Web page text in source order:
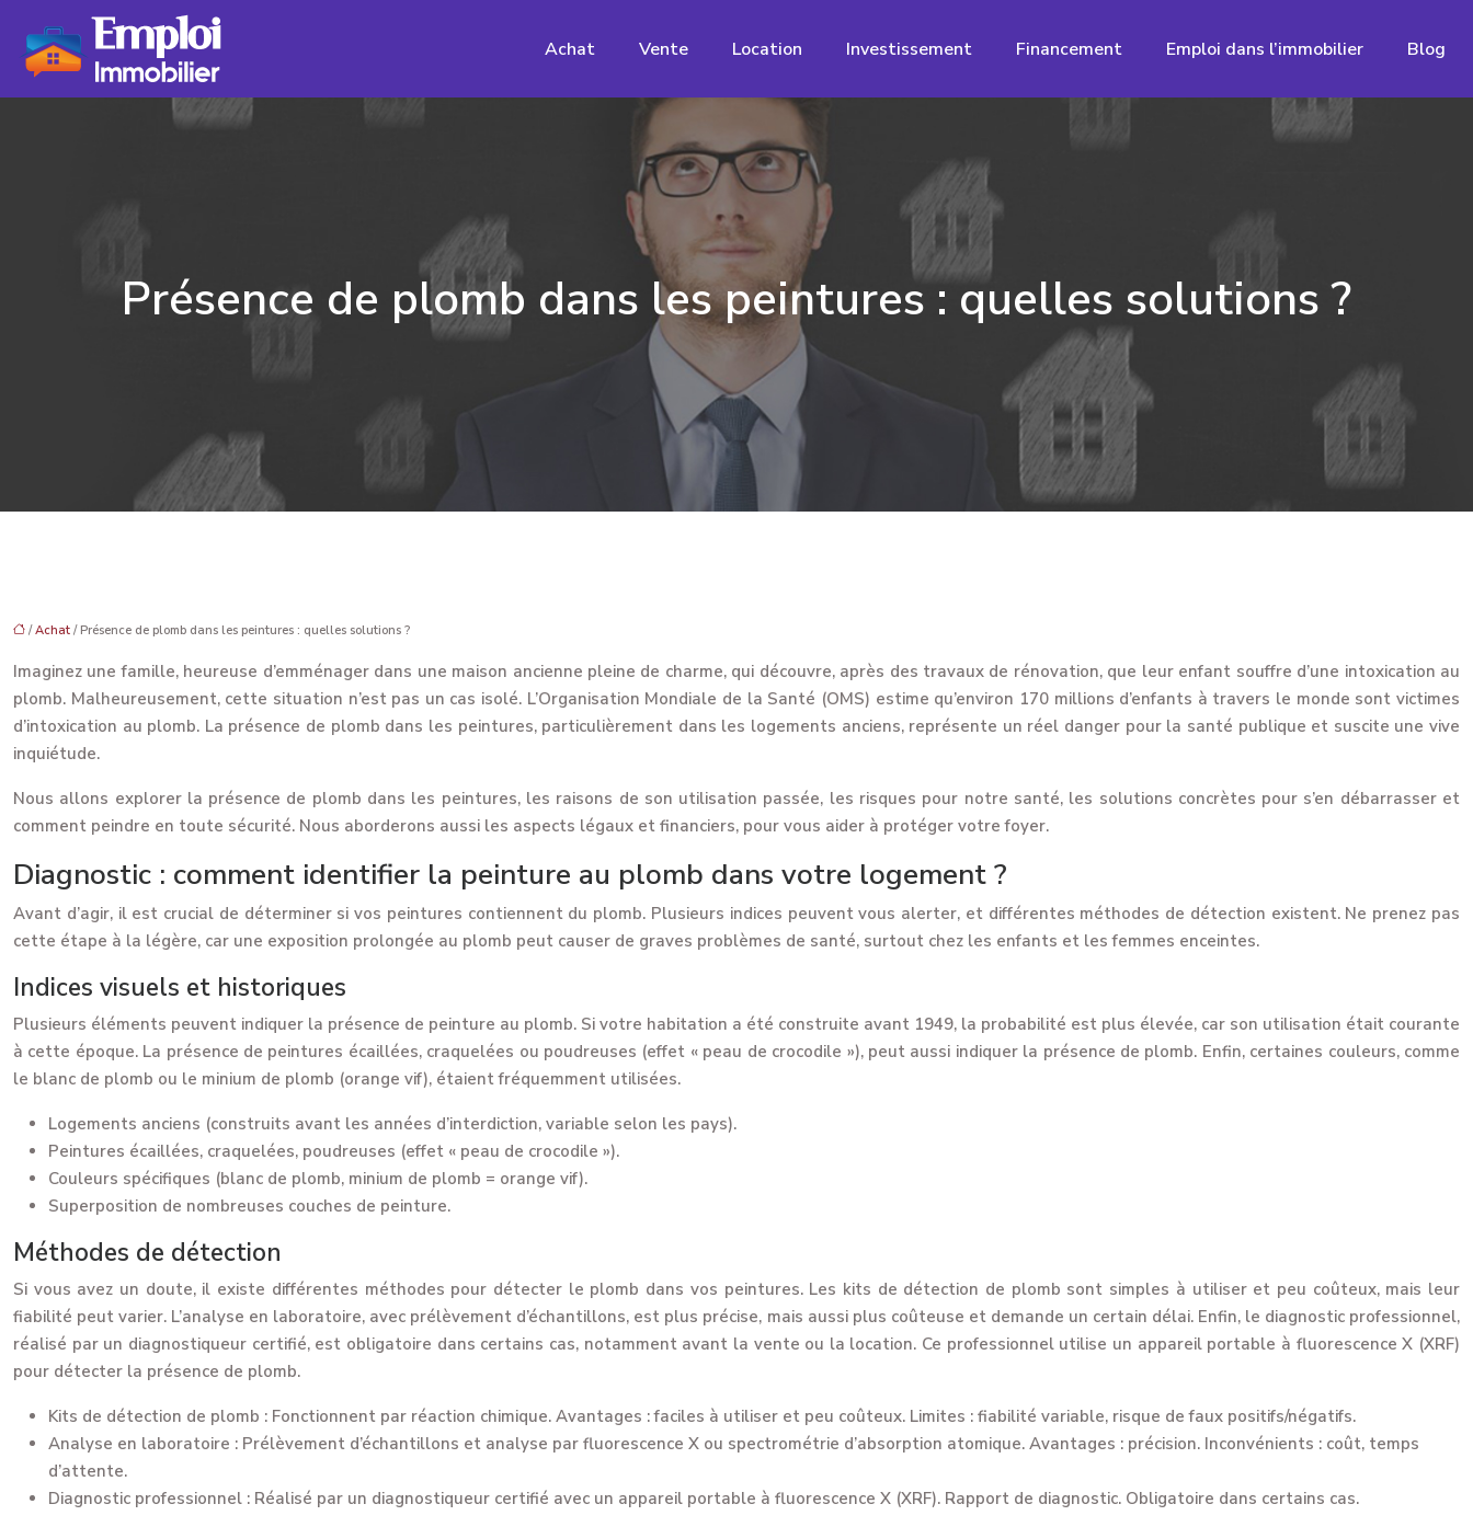
Achat Vente Location Investissement Financement Emploi dans l’immobilier Blog
Présence de plomb dans les peintures : quelles solutions ?
/Achat / Présence de plomb dans les peintures : quelles solutions ?
Imaginez une famille, heureuse d’emménager dans une maison ancienne pleine de charme, qui découvre, après des travaux de rénovation, que leur enfant souffre d’une intoxication au
plomb. Malheureusement, cette situation n’est pas un cas isolé. L’Organisation Mondiale de la Santé (OMS) estime qu’environ 170 millions d’enfants à travers le monde sont victimes
d’intoxication au plomb. La présence de plomb dans les peintures, particulièrement dans les logements anciens, représente un réel danger pour la santé publique et suscite une vive
inquiétude.
Nous allons explorer la présence de plomb dans les peintures, les raisons de son utilisation passée, les risques pour notre santé, les solutions concrètes pour s’en débarrasser et
comment peindre en toute sécurité. Nous aborderons aussi les aspects légaux et financiers, pour vous aider à protéger votre foyer.
Diagnostic : comment identifier la peinture au plomb dans votre logement ?
Avant d’agir, il est crucial de déterminer si vos peintures contiennent du plomb. Plusieurs indices peuvent vous alerter, et différentes méthodes de détection existent. Ne prenez pas
cette étape à la légère, car une exposition prolongée au plomb peut causer de graves problèmes de santé, surtout chez les enfants et les femmes enceintes.
Indices visuels et historiques
Plusieurs éléments peuvent indiquer la présence de peinture au plomb. Si votre habitation a été construite avant 1949, la probabilité est plus élevée, car son utilisation était courante
à cette époque. La présence de peintures écaillées, craquelées ou poudreuses (effet « peau de crocodile »), peut aussi indiquer la présence de plomb. Enfin, certaines couleurs, comme
le blanc de plomb ou le minium de plomb (orange vif), étaient fréquemment utilisées.
Logements anciens (construits avant les années d’interdiction, variable selon les pays).
Peintures écaillées, craquelées, poudreuses (effet « peau de crocodile »).
Couleurs spécifiques (blanc de plomb, minium de plomb = orange vif).
Superposition de nombreuses couches de peinture.
Méthodes de détection
Si vous avez un doute, il existe différentes méthodes pour détecter le plomb dans vos peintures. Les kits de détection de plomb sont simples à utiliser et peu coûteux, mais leur
fiabilité peut varier. L’analyse en laboratoire, avec prélèvement d’échantillons, est plus précise, mais aussi plus coûteuse et demande un certain délai. Enfin, le diagnostic professionnel,
réalisé par un diagnostiqueur certifié, est obligatoire dans certains cas, notamment avant la vente ou la location. Ce professionnel utilise un appareil portable à fluorescence X (XRF)
pour détecter la présence de plomb.
Kits de détection de plomb : Fonctionnent par réaction chimique. Avantages : faciles à utiliser et peu coûteux. Limites : fiabilité variable, risque de faux positifs/négatifs.
Analyse en laboratoire : Prélèvement d’échantillons et analyse par fluorescence X ou spectrométrie d’absorption atomique. Avantages : précision. Inconvénients : coût, temps
d’attente.
Diagnostic professionnel : Réalisé par un diagnostiqueur certifié avec un appareil portable à fluorescence X (XRF). Rapport de diagnostic. Obligatoire dans certains cas.